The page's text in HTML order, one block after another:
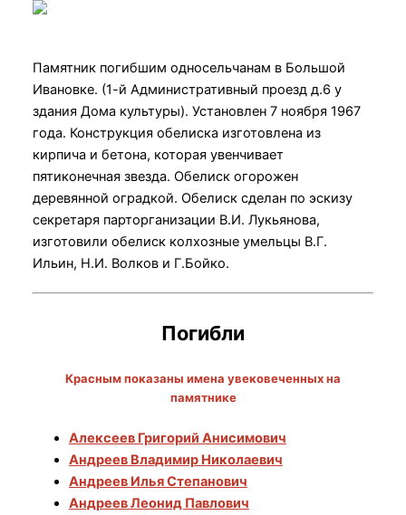
Памятник погибшим односельчанам в Большой
Ивановке. (1-й Административный проезд д.6 у
здания Дома культуры). Установлен 7 ноября 1967
года. Конструкция обелиска изготовлена из
кирпича и бетона, которая увенчивает
пятиконечная звезда. Обелиск огорожен
деревянной оградкой. Обелиск сделан по эскизу
секретаря парторганизации В.И. Лукьянова,
изготовили обелиск колхозные умельцы В.Г.
Ильин, Н.И. Волков и Г.Бойко.
Погибли
Красным показаны имена увековеченных на
памятнике
Алексеев Григорий Анисимович
Андреев Владимир Николаевич
Андреев Илья Степанович
Андреев Леонид Павлович